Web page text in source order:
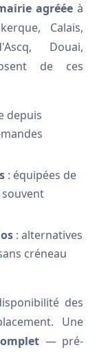
agréée à
Calais,
Douai,
de ces
depuis
: équipées de
: alternatives
créneau
des
Une
— pré-